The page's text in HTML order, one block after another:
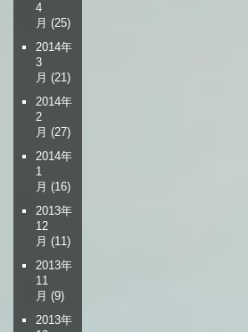
4
月 (25)
2014年
3
月 (21)
2014年
2
月 (27)
2014年
1
月 (16)
2013年
12
月 (11)
2013年
11
月 (9)
2013年